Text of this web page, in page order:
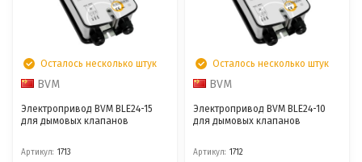
Осталось несколько штук
BVM
Электропривод BVM BLE24-15
для дымовых клапанов
Артикул: 1713
Осталось несколько штук
BVM
Электропривод BVM BLE24-10
для дымовых клапанов
Артикул: 1712